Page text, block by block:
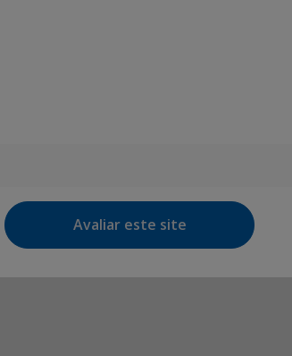
Avaliar este site